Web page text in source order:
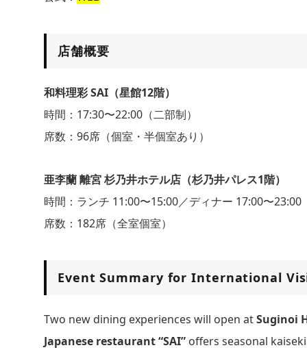
店舗概要
和料理彩 SAI（星館12階）
時間：17:30〜22:00（二部制）
席数：96席（個室・半個室あり）
亜李蘭 離宮 杉乃井ホテル店（杉乃井パレス1階）
時間：ランチ 11:00〜15:00／ディナー 17:00〜23:00
席数：182席（全室個室）
Event Summary for International
Two new dining experiences will open atSuginoi
Japanese restaurant “SAI” offers seasonal